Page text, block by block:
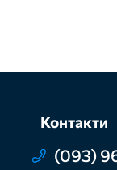
Контакти
(093)